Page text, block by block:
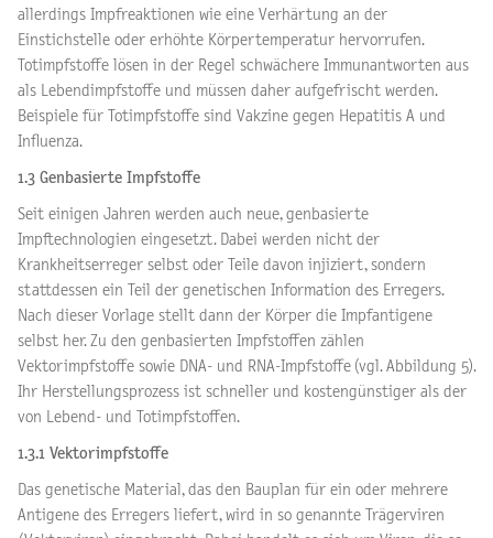
allerdings Impfreaktionen wie eine Verhärtung an der
Einstichstelle oder erhöhte Körpertemperatur hervorrufen.
Totimpfstoffe lösen in der Regel schwächere Immunantworten aus
als Lebendimpfstoffe und müssen daher aufgefrischt werden.
Beispiele für Totimpfstoffe sind Vakzine gegen Hepatitis A und
Influenza.
1.3 Genbasierte Impfstoffe
Seit einigen Jahren werden auch neue, genbasierte
Impftechnologien eingesetzt. Dabei werden nicht der
Krankheitserreger selbst oder Teile davon injiziert, sondern
stattdessen ein Teil der genetischen Information des Erregers.
Nach dieser Vorlage stellt dann der Körper die Impfantigene
selbst her. Zu den genbasierten Impfstoffen zählen
Vektorimpfstoffe sowie DNA- und RNA-Impfstoffe (vgl. Abbildung 5).
Ihr Herstellungsprozess ist schneller und kostengünstiger als der
von Lebend- und Totimpfstoffen.
1.3.1 Vektorimpfstoffe
Das genetische Material, das den Bauplan für ein oder mehrere
Antigene des Erregers liefert, wird in so genannte Trägerviren